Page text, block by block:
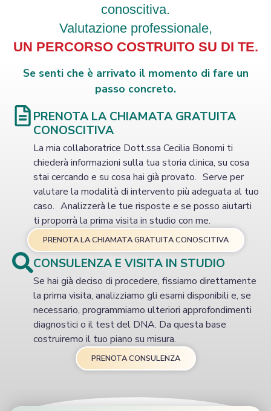
conoscitiva.
Valutazione professionale,
UN PERCORSO COSTRUITO SU DI TE.
Se senti che è arrivato il momento di fare un
passo concreto.
PRENOTA LA CHIAMATA GRATUITA
CONOSCITIVA
La mia collaboratrice Dott.ssa Cecilia Bonomi ti
chiederà informazioni sulla tua storia clinica, su cosa
stai cercando e su cosa hai già provato. Serve per
valutare la modalità di intervento più adeguata al tuo
caso. Analizzerà le tue risposte e se posso aiutarti
ti proporrà la prima visita in studio con me.
PRENOTA LA CHIAMATA GRATUITA CONOSCITIVA
CONSULENZA E VISITA IN STUDIO
Se hai già deciso di procedere, fissiamo direttamente
la prima visita, analizziamo gli esami disponibili e, se
necessario, programmiamo ulteriori approfondimenti
diagnostici o il test del DNA. Da questa base
costruiremo il tuo piano su misura.
PRENOTA CONSULENZA